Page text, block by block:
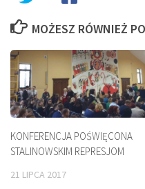
MOŻESZ RÓWNIEŻ
KONFERENCJA POŚWIĘCONA
STALINOWSKIM REPRESJOM
21 LIPCA 2017